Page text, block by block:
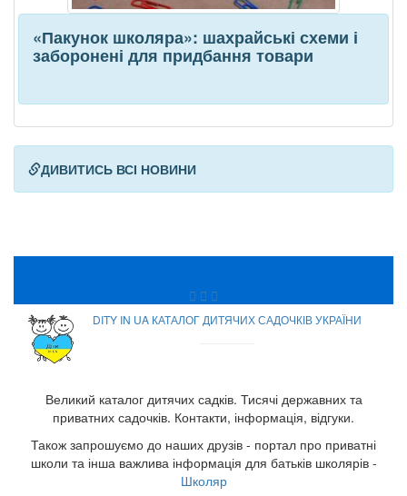
«Пакунок школяра»: шахрайські схеми і
заборонені для придбання товари
ДИВИТИСЬ ВСІ НОВИНИ
DITY IN UA КАТАЛОГ ДИТЯЧИХ САДОЧКІВ УКРАЇНИ
Великий каталог дитячих садків. Тисячі державних та
приватних садочків. Контакти, інформація, відгуки.
Також запрошуємо до наших друзів - портал про приватні
школи та інша важлива інформація для батьків школярів -
Школяр